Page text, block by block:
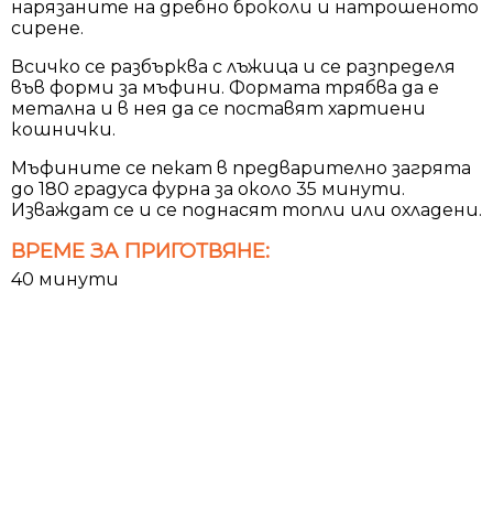
нарязаните на дребно броколи и натрошеното
сирене.
Всичко се разбърква с лъжица и се разпределя
във форми за мъфини. Формата трябва да е
метална и в нея да се поставят хартиени
кошнички.
Мъфините се пекат в предварително загрята
до 180 градуса фурна за около 35 минути.
Изваждат се и се поднасят топли или охладени.
ВРЕМЕ ЗА ПРИГОТВЯНЕ:
40 минути